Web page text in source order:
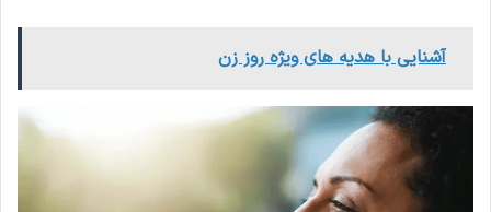
آشنایی با هدیه های ویژه روز زن